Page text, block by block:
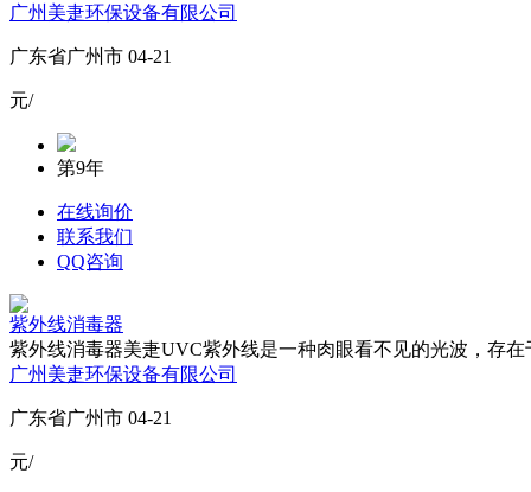
广州美疌环保设备有限公司
广东省广州市 04-21
元/
第9年
在线询价
联系我们
QQ咨询
紫外线消毒器
紫外线消毒器美疌UVC紫外线是一种肉眼看不见的光波，存在
广州美疌环保设备有限公司
广东省广州市 04-21
元/